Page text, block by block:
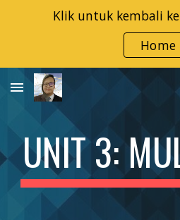
Klik untuk kembali
Home
UNIT 3: